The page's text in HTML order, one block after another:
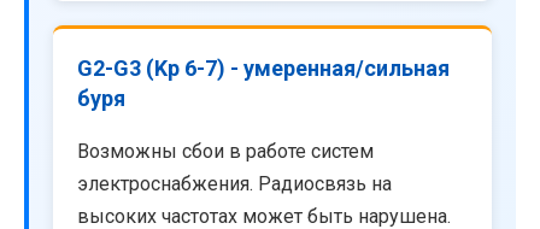
G2-G3 (Kp 6-7) - умеренная/сильная
буря
Возможны сбои в работе систем
электроснабжения. Радиосвязь на
высоких частотах может быть нарушена.